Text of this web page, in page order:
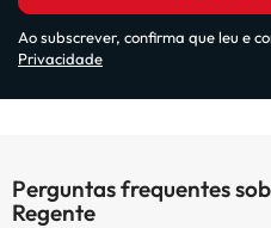
Ao subscrever, confirma que leu e
Privacidade
Perguntas frequentes
Regente